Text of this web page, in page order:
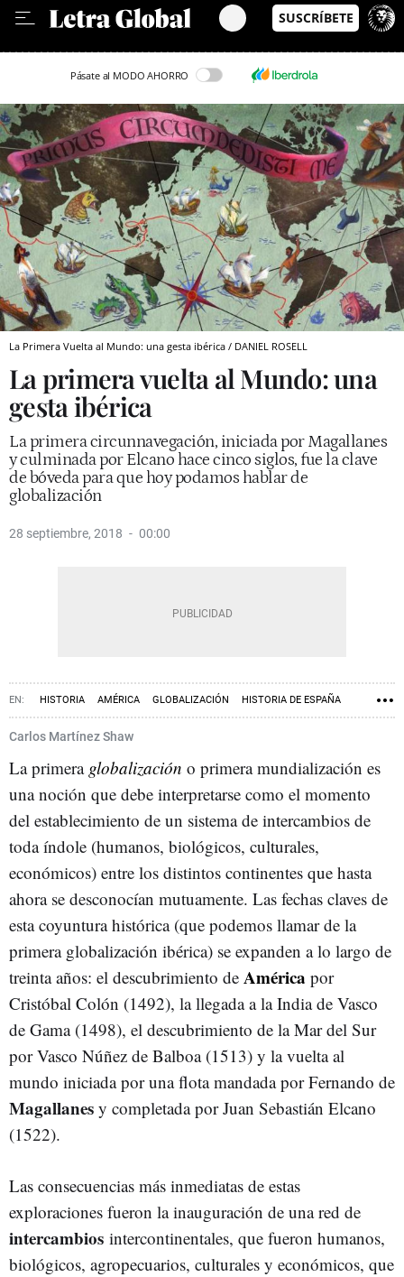
Pásate al MODO AHORRO
La Primera Vuelta al Mundo: una gesta ibérica / DANIEL ROSELL
La primera vuelta al Mundo: una
gesta ibérica
La primera circunnavegación, iniciada por Magallanes
y culminada por Elcano hace cinco siglos, fue la clave
de bóveda para que hoy podamos hablar de
globalización
28 septiembre, 2018 00:00
HISTORIA AMÉRICA GLOBALIZACIÓN HISTORIA DE ESPAÑA
Carlos Martínez Shaw
La primera globalización o primera mundialización es
una noción que debe interpretarse como el momento
del establecimiento de un sistema de intercambios de
toda índole (humanos, biológicos, culturales,
económicos) entre los distintos continentes que hasta
ahora se desconocían mutuamente. Las fechas claves de
esta coyuntura histórica (que podemos llamar de la
primera globalización ibérica) se expanden a lo largo de
treinta años: el descubrimiento de América por
Cristóbal Colón (1492), la llegada a la India de Vasco
de Gama (1498), el descubrimiento de la Mar del Sur
por Vasco Núñez de Balboa (1513) y la vuelta al
mundo iniciada por una flota mandada por Fernando de
Magallanes y completada por Juan Sebastián Elcano
(1522).
Las consecuencias más inmediatas de estas
exploraciones fueron la inauguración de una red de
intercambios intercontinentales, que fueron humanos,
biológicos, agropecuarios, culturales y económicos, que